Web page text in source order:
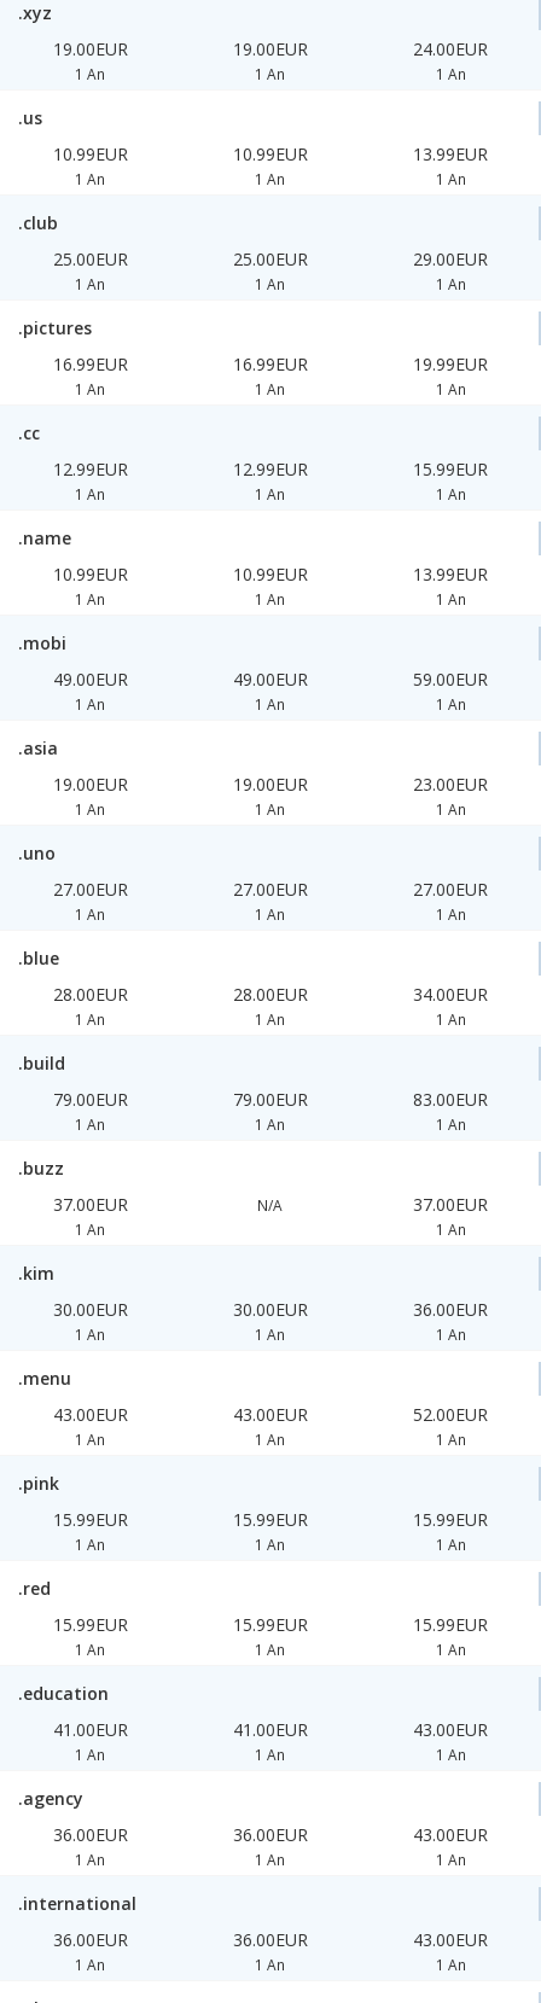
.xyz
19.00EUR
1 An
19.00EUR
1 An
24.00EUR
1 An
.us
10.99EUR
1 An
10.99EUR
1 An
13.99EUR
1 An
.club
25.00EUR
1 An
25.00EUR
1 An
29.00EUR
1 An
.pictures
16.99EUR
1 An
16.99EUR
1 An
19.99EUR
1 An
.cc
12.99EUR
1 An
12.99EUR
1 An
15.99EUR
1 An
.name
10.99EUR
1 An
10.99EUR
1 An
13.99EUR
1 An
.mobi
49.00EUR
1 An
49.00EUR
1 An
59.00EUR
1 An
.asia
19.00EUR
1 An
19.00EUR
1 An
23.00EUR
1 An
.uno
27.00EUR
1 An
27.00EUR
1 An
27.00EUR
1 An
.blue
28.00EUR
1 An
28.00EUR
1 An
34.00EUR
1 An
.build
79.00EUR
1 An
79.00EUR
1 An
83.00EUR
1 An
.buzz
37.00EUR
1 An
N/A 37.00EUR
1 An
.kim
30.00EUR
1 An
30.00EUR
1 An
36.00EUR
1 An
.menu
43.00EUR
1 An
43.00EUR
1 An
52.00EUR
1 An
.pink
15.99EUR
1 An
15.99EUR
1 An
15.99EUR
1 An
.red
15.99EUR
1 An
15.99EUR
1 An
15.99EUR
1 An
.education
41.00EUR
1 An
41.00EUR
1 An
43.00EUR
1 An
.agency
36.00EUR
1 An
36.00EUR
1 An
43.00EUR
1 An
.international
36.00EUR
1 An
36.00EUR
1 An
43.00EUR
1 An